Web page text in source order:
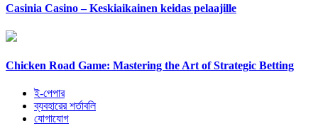
Casinia Casino – Keskiaikainen keidas pelaajille
Chicken Road Game: Mastering the Art of Strategic Betting
ই-পেপার
ব্যবহারের শর্তাবলি
যোগাযোগ